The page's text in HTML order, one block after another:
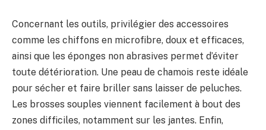
Concernant les outils, privilégier des accessoires
comme les chiffons en microfibre, doux et efficaces,
ainsi que les éponges non abrasives permet d’éviter
toute détérioration. Une peau de chamois reste idéale
pour sécher et faire briller sans laisser de peluches.
Les brosses souples viennent facilement à bout des
zones difficiles, notamment sur les jantes. Enfin,